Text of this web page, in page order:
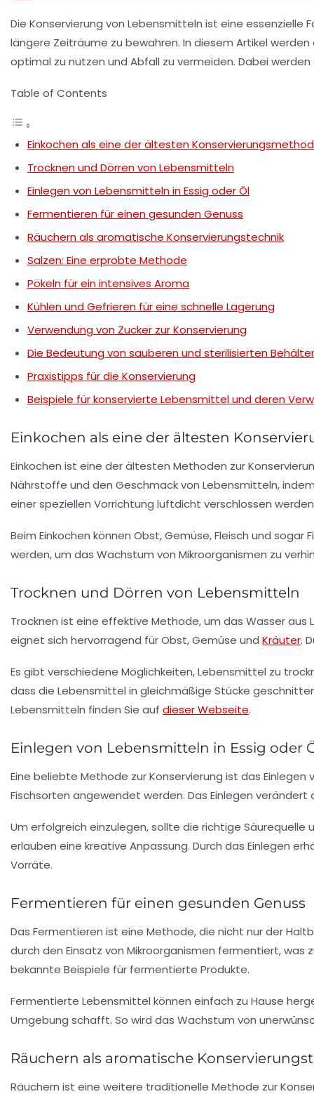
Die Konservierung von Lebensmitteln ist eine essenzielle
längere Zeiträume zu bewahren. In diesem Artikel
optimal zu nutzen und Abfall zu vermeiden. Dabei
Table of Contents
Einkochen als eine der ältesten
Trocknen und Dörren von Lebensmitteln
Einlegen von Lebensmitteln in Essig oder Öl
Fermentieren für einen gesunden Genuss
Räuchern als aromatische Konservierungstechnik
Salzen: Eine erprobte Methode
Pökeln für ein intensives Aroma
Kühlen und Gefrieren für eine schnelle Lagerung
Verwendung von Zucker zur Konservierung
Die Bedeutung von sauberen und sterilisierten
Praxistipps für die Konservierung
Beispiele für konservierte Lebensmittel und deren
Einkochen als eine der ältesten
Einkochen ist eine der ältesten Methoden zur
Nährstoffe und den Geschmack von Lebensmitteln,
einer speziellen Vorrichtung luftdicht verschlossen
Beim Einkochen können Obst, Gemüse, Fleisch und
werden, um das Wachstum von Mikroorganismen zu
Trocknen und Dörren von Lebensmitteln
Trocknen ist eine effektive Methode, um das Wasser
eignet sich hervorragend für Obst, Gemüse und Kräuter.
Es gibt verschiedene Möglichkeiten, Lebensmittel zu
dass die Lebensmittel in gleichmäßige Stücke
Lebensmitteln finden Sie auf dieser Webseite.
Einlegen von Lebensmitteln in Essig oder
Eine beliebte Methode zur Konservierung ist das Einlegen
Fischsorten angewendet werden. Das Einlegen
Um erfolgreich einzulegen, sollte die richtige
erlauben eine kreative Anpassung. Durch das Einlegen
Vorräte.
Fermentieren für einen gesunden Genuss
Das Fermentieren ist eine Methode, die nicht nur der
durch den Einsatz von Mikroorganismen fermentiert,
bekannte Beispiele für fermentierte Produkte.
Fermentierte Lebensmittel können einfach zu Hause
Umgebung schafft. So wird das Wachstum von
Räuchern als aromatische
Räuchern ist eine weitere traditionelle Methode zur